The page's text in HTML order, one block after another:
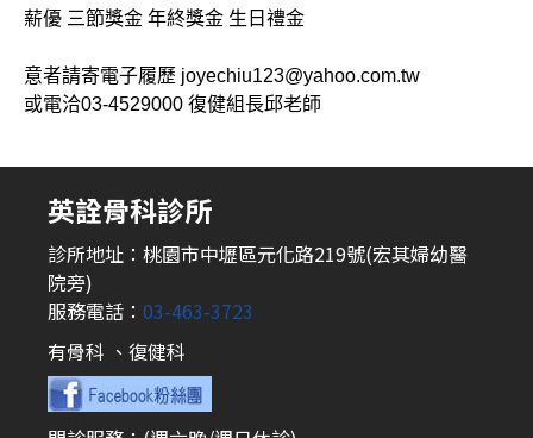
薪優 三節獎金 年終獎金 生日禮金
意者請寄電子履歷 joyechiu123@yahoo.com.tw
或電洽03-4529000 復健組長邱老師
英詮骨科診所
診所地址：桃園市中壢區元化路219號(宏其婦幼醫
院旁)
服務電話： 03-463-3723
有骨科 、復健科